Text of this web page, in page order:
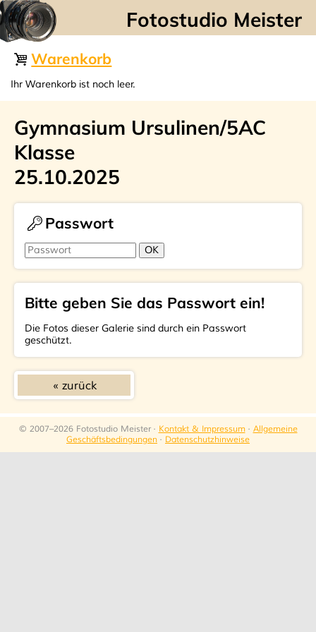
☰
Warenkorb
Ihr Warenkorb ist noch leer.
Gymnasium Ursulinen/5AC
Klasse
25.10.2025
Passwort
Bitte geben Sie das Passwort ein!
Die Fotos dieser Galerie sind durch ein Passwort
geschützt.
zurück
© 2007–2026 Fotostudio Meister · Kontakt & Impressum· Allgemeine
Geschäftsbedingungen · Datenschutzhinweise